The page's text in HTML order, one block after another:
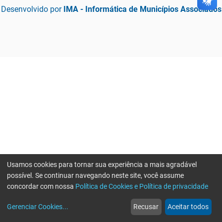
Desenvolvido por IMA - Informática de Municípios Associados
web
Notícias
more_horiz
Mais
Usamos cookies para tornar sua experiência a mais agradável
possível. Se continuar navegando neste site, você assume
concordar com nossa Política de Cookies e Política de privacidade
Gerenciar Cookies... Recusar Aceitar todos